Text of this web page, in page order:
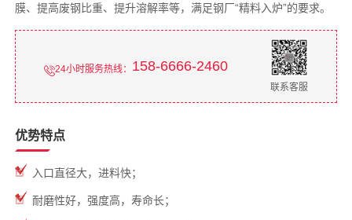
膜、提高废钢比重、提升溶解率等，满足钢厂“精料入炉”的要求。
24小时服务热线： 158-6666-2460
联系客服
优势特点
入口直径大，进料快；
耐磨性好，强度高，寿命长；